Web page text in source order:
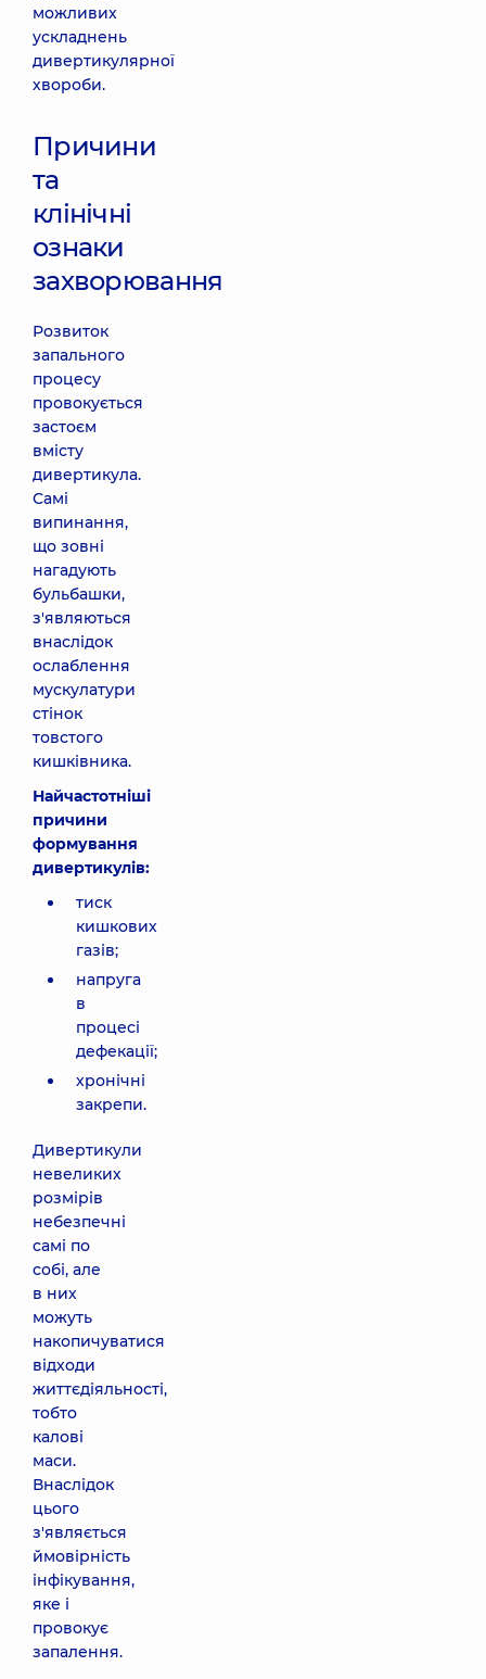
можливих
ускладнень
дивертикулярної
хвороби.
Причини
та
клінічні
ознаки
захворювання
Розвиток
запального
процесу
провокується
застоєм
вмісту
дивертикула.
Самі
випинання,
що зовні
нагадують
бульбашки,
з'являються
внаслідок
ослаблення
мускулатури
стінок
товстого
кишківника.
Найчастотніші
причини
формування
дивертикулів:
тиск
кишкових
газів;
напруга
в
процесі
дефекації;
хронічні
закрепи.
Дивертикули
невеликих
розмірів
небезпечні
самі по
собі, але
в них
можуть
накопичуватися
відходи
життєдіяльності,
тобто
калові
маси.
Внаслідок
цього
з'являється
ймовірність
інфікування,
яке і
провокує
запалення.